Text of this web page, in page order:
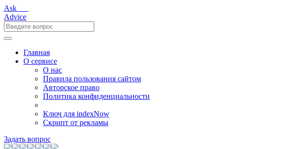
Ask___
Advice
Главная
О сервисе
О нас
Правила пользования сайтом
Авторское право
Политика конфиденциальности
Ключ для indexNow
Скрипт от рекламы
Задать вопрос